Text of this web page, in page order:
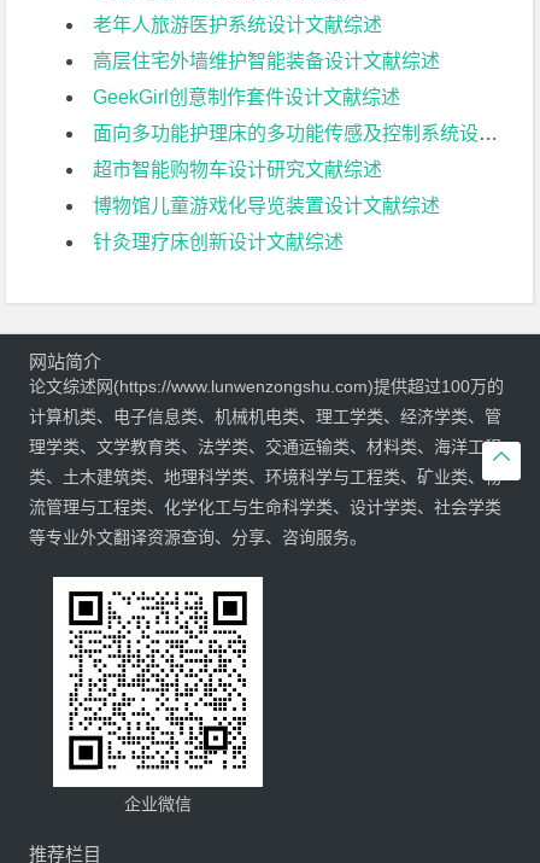
老年人旅游医护系统设计文献综述
高层住宅外墙维护智能装备设计文献综述
GeekGirl创意制作套件设计文献综述
面向多功能护理床的多功能传感及控制系统设计文献综述
超市智能购物车设计研究文献综述
博物馆儿童游戏化导览装置设计文献综述
针灸理疗床创新设计文献综述

网站简介
论文综述网(https://www.lunwenzongshu.com)提供超过100万的
计算机类、电子信息类、机械机电类、理工学类、经济学类、管
理学类、文学教育类、法学类、交通运输类、材料类、海洋工程
类、土木建筑类、地理科学类、环境科学与工程类、矿业类、物
流管理与工程类、化学化工与生命科学类、设计学类、社会学类
等专业外文翻译资源查询、分享、咨询服务。
企业微信
推荐栏目